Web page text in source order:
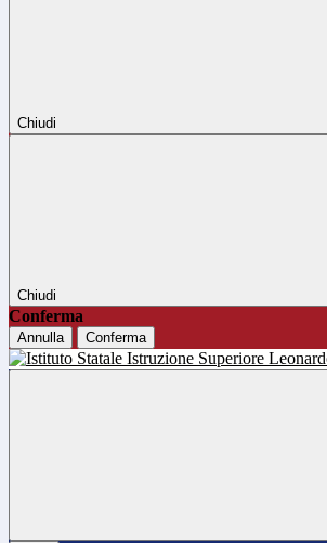
Chiudi
Chiudi
Conferma
Annulla Conferma